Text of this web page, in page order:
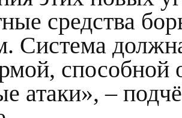
средства
Система
способной
атаки», –